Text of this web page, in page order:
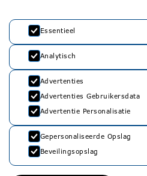
Privacyverklaring
Cookie Policy
Essentieel
Analytisch
Advertenties
Advertenties Gebruikersdata
Advertentie Personalisatie
Gepersonaliseerde Opslag
Beveilingsopslag